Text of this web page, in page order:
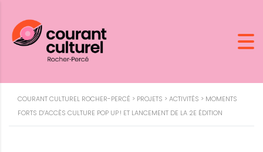
COURANT CULTUREL ROCHER-PERCÉ > PROJETS >ACTIVITÉS > MOMENTS
FORTS D’ACCÈS CULTURE POP UP ! ET LANCEMENT DE LA 2E ÉDITION